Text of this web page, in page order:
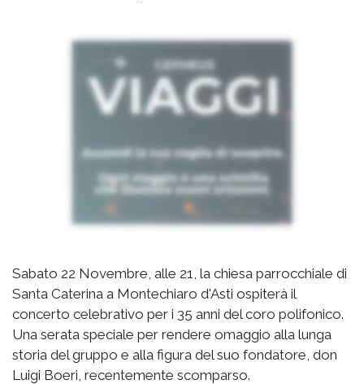
Sabato 22 Novembre, alle 21, la chiesa parrocchiale di
Santa Caterina a Montechiaro d'Asti ospiterà il
concerto celebrativo per i 35 anni del coro polifonico.
Una serata speciale per rendere omaggio alla lunga
storia del gruppo e alla figura del suo fondatore, don
Luigi Boeri, recentemente scomparso.